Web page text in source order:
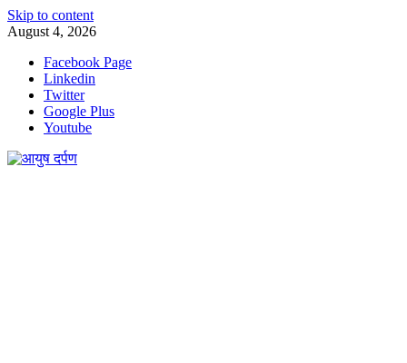
Skip to content
August 4, 2026
Facebook Page
Linkedin
Twitter
Google Plus
Youtube